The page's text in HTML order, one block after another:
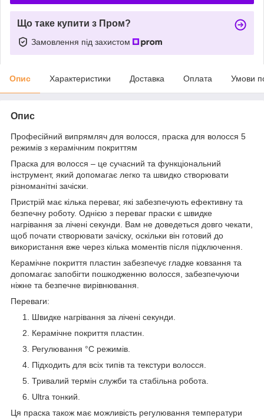
Що таке купити з Пром?
Замовлення під захистом
Опис Характеристики Доставка Оплата Умови
Опис
Професійний випрямляч для волосся, праска для волосся 5
режимів з керамічним покриттям
Праска для волосся – це сучасний та функціональний
інструмент, який допомагає легко та швидко створювати
різноманітні зачіски.
Пристрій має кілька переваг, які забезпечують ефективну та
безпечну роботу. Однією з переваг праски є швидке
нагрівання за лічені секунди. Вам не доведеться довго чекати,
щоб почати створювати зачіску, оскільки він готовий до
використання вже через кілька моментів після підключення.
Керамічне покриття пластин забезпечує гладке ковзання та
допомагає запобігти пошкодженню волосся, забезпечуючи
ніжне та безпечне вирівнювання.
Переваги:
Швидке нагрівання за лічені секунди.
Керамічне покриття пластин.
Регулювання °С режимів.
Підходить для всіх типів та текстури волосся.
Тривалий термін служби та стабільна робота.
Ultra тонкий.
Ця праска також має можливість регулювання температури